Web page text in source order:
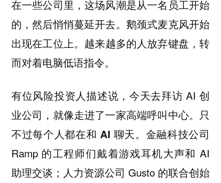
在一些公司里，这场风潮是从一名员工开始
的，然后悄悄蔓延开去。鹅颈式麦克风开始
出现在工位上。 越来越多的人放弃键盘，转
而对着电脑低语指令。
有位风险投资人描述说，今天去拜访 AI 创
业公司，就像走进了一家高端呼叫中心。只
不过每个人都在和 AI 聊天。金融科技公司
Ramp 的工程师们戴着游戏耳机大声和 AI
助理交谈；人力资源公司 Gusto 的联合创始